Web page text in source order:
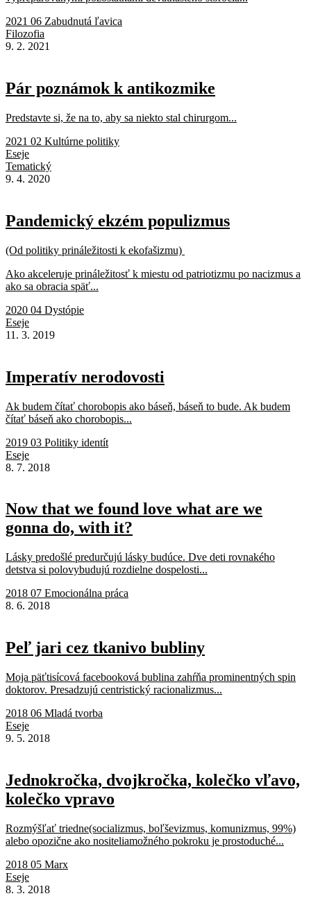
2021 06 Zabudnutá ľavica
Filozofia
9. 2. 2021
Pár poznámok k antikozmike
Predstavte si, že na to, aby sa niekto stal chirurgom...
2021 02 Kultúrne politiky
Eseje
Tematický
9. 4. 2020
Pandemický ekzém populizmus
(Od politiky prináležitosti k ekofašizmu)
Ako akceleruje prináležitosť k miestu od patriotizmu po nacizmus a
ako sa obracia späť...
2020 04 Dystópie
Eseje
11. 3. 2019
Imperatív nerodovosti
Ak budem čítať chorobopis ako báseň, báseň to bude. Ak budem
čítať báseň ako chorobopis...
2019 03 Politiky identít
Eseje
8. 7. 2018
Now that we found love what are we
gonna do, with it?
Lásky predošlé predurčujú lásky budúce. Dve deti rovnakého
detstva si polovybudujú rozdielne dospelosti...
2018 07 Emocionálna práca
8. 6. 2018
Peľ jari cez tkanivo bubliny
Moja päťtisícová facebooková bublina zahŕňa prominentných spin
doktorov. Presadzujú centristický racionalizmus...
2018 06 Mladá tvorba
Eseje
9. 5. 2018
Jednokročka, dvojkročka, kolečko vľavo,
kolečko vpravo
Rozmýšľať triedne(socializmus, boľševizmus, komunizmus, 99%)
alebo opozične ako nositeliamožného pokroku je prostoduché...
2018 05 Marx
Eseje
8. 3. 2018